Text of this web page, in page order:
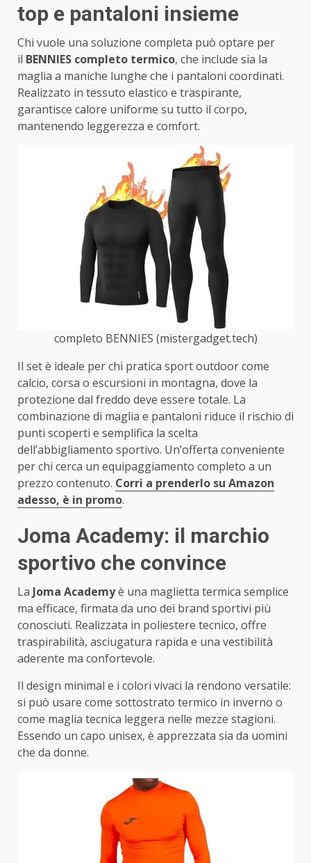
top e pantaloni insieme
Chi vuole una soluzione completa può optare per
il BENNIES completo termico, che include sia la
maglia a maniche lunghe che i pantaloni coordinati.
Realizzato in tessuto elastico e traspirante,
garantisce calore uniforme su tutto il corpo,
mantenendo leggerezza e comfort.
completo BENNIES (mistergadget.tech)
Il set è ideale per chi pratica sport outdoor come
calcio, corsa o escursioni in montagna, dove la
protezione dal freddo deve essere totale. La
combinazione di maglia e pantaloni riduce il rischio di
punti scoperti e semplifica la scelta
dell’abbigliamento sportivo. Un’offerta conveniente
per chi cerca un equipaggiamento completo a un
prezzo contenuto. Corri a prenderlo su Amazon
adesso, è in promo.
Joma Academy: il marchio
sportivo che convince
La Joma Academyè una maglietta termica semplice
ma efficace, firmata da uno dei brand sportivi più
conosciuti. Realizzata in poliestere tecnico, offre
traspirabilità, asciugatura rapida e una vestibilità
aderente ma confortevole.
Il design minimal e i colori vivaci la rendono versatile:
si può usare come sottostrato termico in inverno o
come maglia tecnica leggera nelle mezze stagioni.
Essendo un capo unisex, è apprezzata sia da uomini
che da donne.